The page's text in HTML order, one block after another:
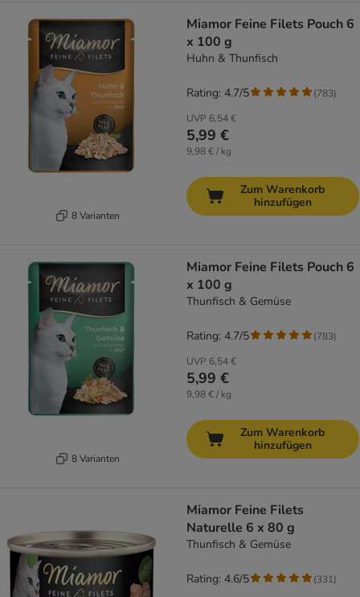
8 Varianten
Miamor Feine Filets Pouch 6
x 100 g
Huhn & Thunfisch
UVP 6,54 €
5,99 €
9,98 € / kg
Rating: 4.7/5 (783)
Zum Warenkorb
hinzufügen
8 Varianten
Miamor Feine Filets Pouch 6
x 100 g
Thunfisch & Gemüse
UVP 6,54 €
5,99 €
9,98 € / kg
Rating: 4.7/5 (783)
Zum Warenkorb
hinzufügen
Miamor Feine Filets
Naturelle 6 x 80 g
Thunfisch & Gemüse
Rating: 4.6/5 (331)